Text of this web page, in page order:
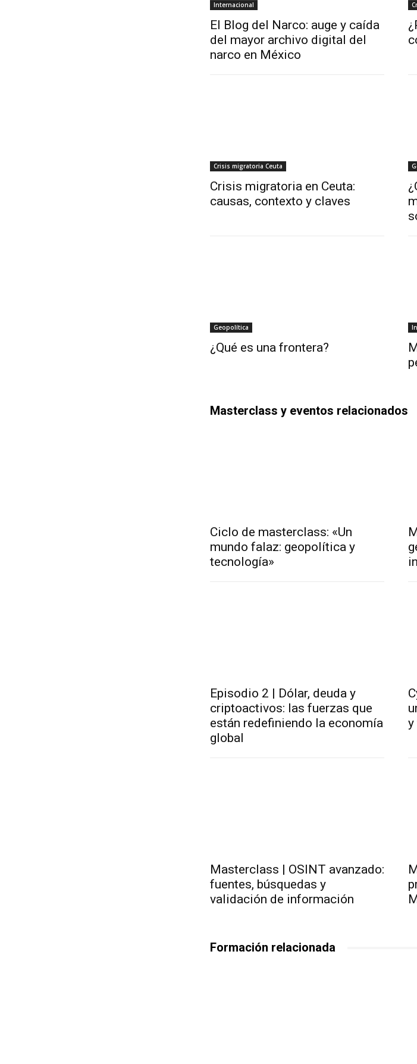
Internacional
El Blog del Narco: auge y caída
del mayor archivo digital del
narco en México
Crisis migratoria Ceuta
Crisis migratoria en Ceuta:
causas, contexto y claves
Geopolítica
¿Qué es una frontera?
Masterclass y eventos relacionados
Ciclo de masterclass: «Un
mundo falaz: geopolítica y
tecnología»
Episodio 2 | Dólar, deuda y
criptoactivos: las fuerzas que
están redefiniendo la economía
global
y
Masterclass | OSINT avanzado:
fuentes, búsquedas y
validación de información
Formación relacionada